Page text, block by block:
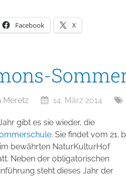
Facebook X
Meretz 14. März 2014
gibt es sie wieder, die
. Sie findet vom 21.
im bewährten NaturKulturHof
Neben der obligatorischen
steht dieses Jahr der